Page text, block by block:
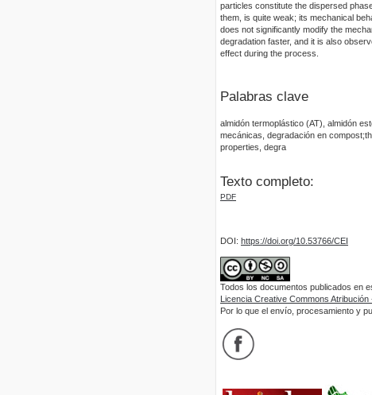
particles constitute the dispersed
them, is quite weak; its mechanical
does not significantly modify the
degradation faster, and it is also
effect during the process.
Palabras clave
almidón termoplástico (AT), almidón
mecánicas, degradación en
properties, degra
Texto completo:
PDF
DOI: https://doi.org/10.53766/CEI
Todos los documentos publicados en
Licencia Creative Commons
Por lo que el envío, procesamiento y